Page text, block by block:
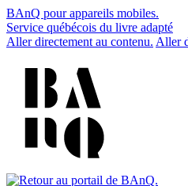
BAnQ pour appareils mobiles.
Service québécois du livre adapté
Aller directement au contenu. Aller